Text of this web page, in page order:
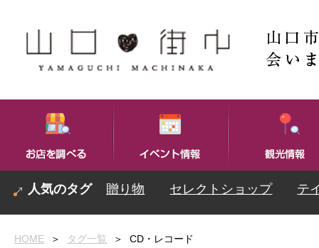
贈り物 セレクトショップ テ
HOME ＞ タグ一覧 ＞ CD・レコード